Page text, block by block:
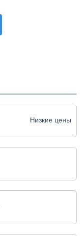
Низкие цены